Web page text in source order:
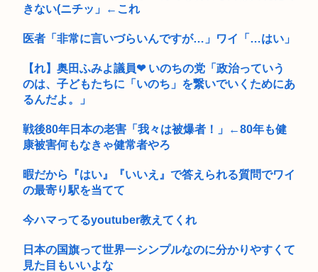
きない(ニチッ」←これ
医者「非常に言いづらいんですが…」ワイ「…はい」
【れ】奥田ふみよ議員❤‍ いのちの党「政治っていう
のは、子どもたちに「いのち」を繋いでいくためにあ
るんだよ。」
戦後80年日本の老害「我々は被爆者！」←80年も健
康被害何もなきゃ健常者やろ
暇だから『はい』『いいえ』で答えられる質問でワイ
の最寄り駅を当てて
今ハマってるyoutuber教えてくれ
日本の国旗って世界一シンプルなのに分かりやすくて
見た目もいいよな